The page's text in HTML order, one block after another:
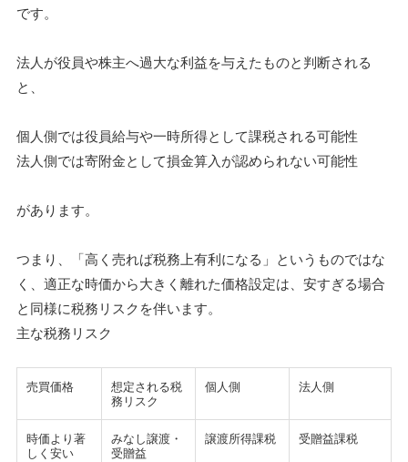
です。
法人が役員や株主へ過大な利益を与えたものと判断される
と、
個人側では役員給与や一時所得として課税される可能性
法人側では寄附金として損金算入が認められない可能性
があります。
つまり、「高く売れば税務上有利になる」というものではな
く、適正な時価から大きく離れた価格設定は、安すぎる場合
と同様に税務リスクを伴います。
主な税務リスク
売買価格
想定される税
務リスク
個人側 法人側
時価より著
しく安い
みなし譲渡・
受贈益
譲渡所得課税 受贈益課税